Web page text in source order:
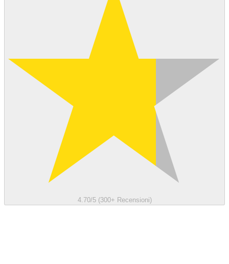
4.70/5 (300+ Recensioni)